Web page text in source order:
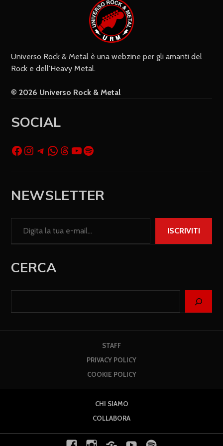
cookie salvi i miei dati (nome, e-mail,
sito web) per il prossimo commento.
Universo Rock & Metal è una webzine per gli amanti del
Rock e dell’Heavy Metal.
© 2026 Universo Rock & Metal
SOCIAL
NEWSLETTER
ISCRIVITI
CERCA
STAFF
PRIVACY POLICY
COOKIE POLICY
CHI SIAMO
COLLABORA